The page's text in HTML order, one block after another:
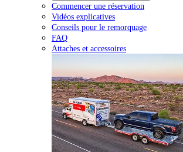
Commencer une réservation
Vidéos explicatives
Conseils pour le remorquage
FAQ
Attaches et accessoires